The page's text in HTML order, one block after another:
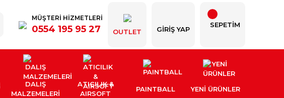
MÜŞTERİ HİZMETLERİ
0554 195 95 27 OUTLET GIRIŞ YAP
SEPETİM
DALIŞ
MALZEMELERİ
ATICILIK &
AIRSOFT
PAINTBALL YENI ÜRÜNLER